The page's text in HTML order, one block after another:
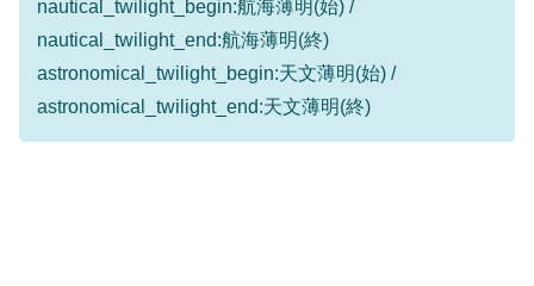
nautical_twilight_begin:航海薄明(始) /
nautical_twilight_end:航海薄明(終)
astronomical_twilight_begin:天文薄明(始) /
astronomical_twilight_end:天文薄明(終)